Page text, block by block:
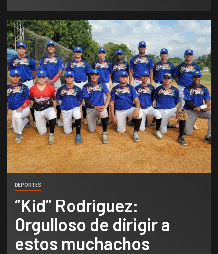
DEPORTES
“Kid” Rodríguez:
Orgulloso de dirigir a
estos muchachos